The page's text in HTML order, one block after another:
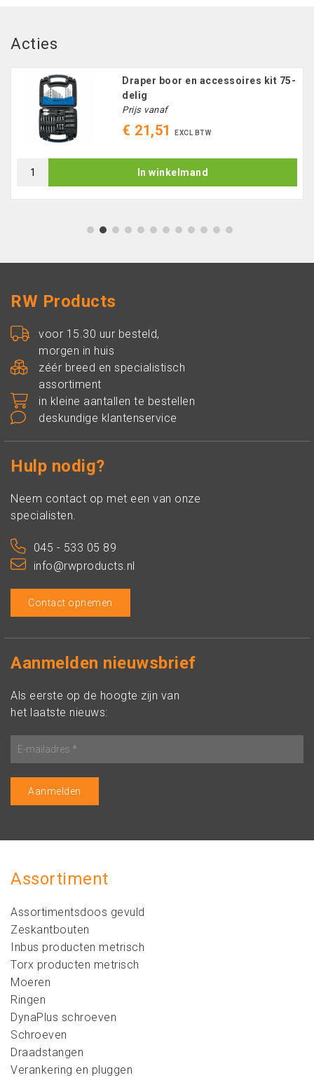
Acties
Draper boor en accessoires kit 75-
delig
Prijs vanaf
€ 21,51 EXCL BTW
In winkelmand
1 2 3 4 5 6 7 8 9 10 11 12
RW Products
voor 15.30 uur besteld,
morgen in huis
zéér breed en specialistisch
assortiment
in kleine aantallen te bestellen
deskundige klantenservice
Hulp nodig?
Neem contact op met een van onze
specialisten.
045 - 533 05 89
info@rwproducts.nl
Contact opnemen
Aanmelden nieuwsbrief
Als eerste op de hoogte zijn van
het laatste nieuws:
Assortiment
Assortimentsdoos gevuld
Zeskantbouten
Inbus producten metrisch
Torx producten metrisch
Moeren
Ringen
DynaPlus schroeven
Schroeven
Draadstangen
Verankering en pluggen